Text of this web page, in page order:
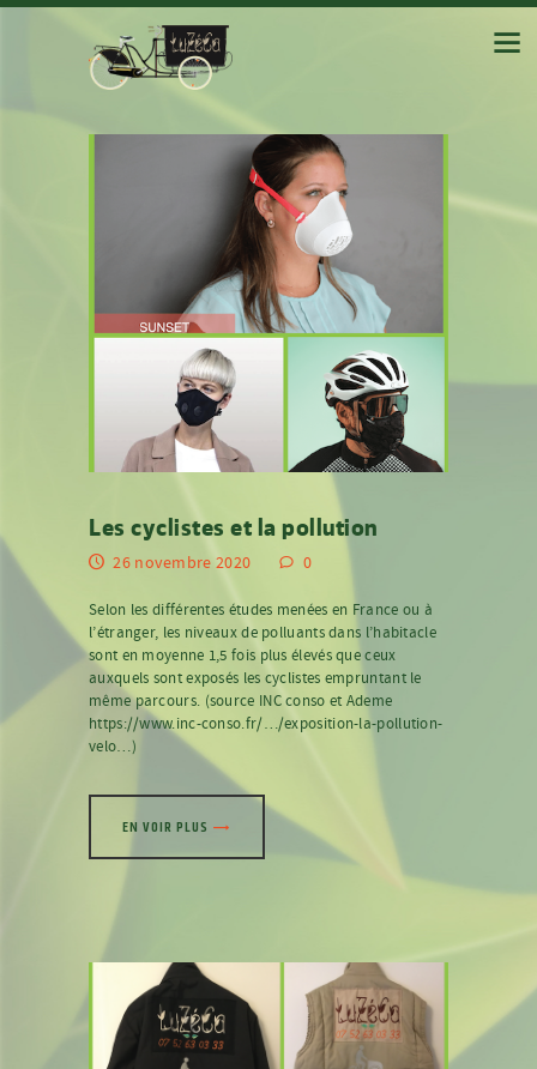
Les cyclistes et la pollution
26 novembre 2020 0
Selon les différentes études menées en France ou à
l’étranger, les niveaux de polluants dans l’habitacle
sont en moyenne 1,5 fois plus élevés que ceux
auxquels sont exposés les cyclistes empruntant le
même parcours. (source INC conso et Ademe
https://www.inc-conso.fr/…/exposition-la-pollution-
velo…)
EN VOIR PLUS